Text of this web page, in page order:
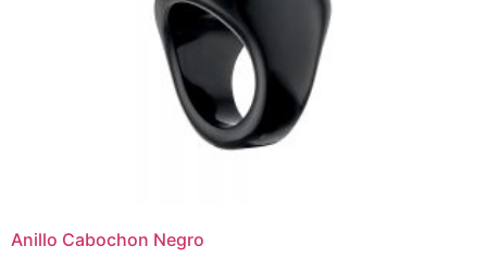
Anillo Cabochon Negro